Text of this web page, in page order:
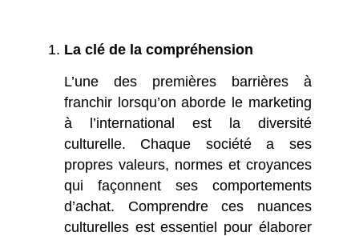
La clé de la compréhension
L’une des premières barrières à
franchir lorsqu’on aborde le marketing
à l’international est la diversité
culturelle. Chaque société a ses
propres valeurs, normes et croyances
qui façonnent ses comportements
d’achat. Comprendre ces nuances
culturelles est essentiel pour élaborer